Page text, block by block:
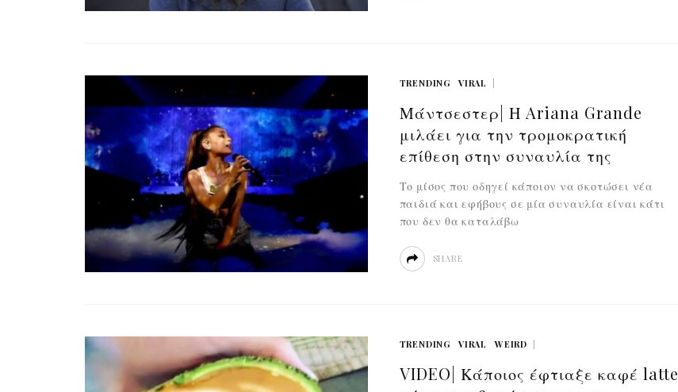
TRENDING VIRAL
Μάντσεστερ| Η Ariana Grande
μιλάει για την τρομοκρατική
επίθεση στην συναυλία της
Το μίσος που οδηγεί κάποιον να σκοτώσει νέα
παιδιά και εφήβους σε μία συναυλία είναι κάτι
που δεν θα καταλάβω
SHARE
TRENDING VIRAL WEIRD
VIDEO| Κάποιος έφτιαξε καφέ latte